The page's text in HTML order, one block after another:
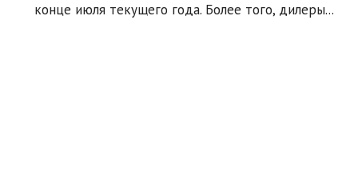
конце июля текущего года. Более того, дилеры...